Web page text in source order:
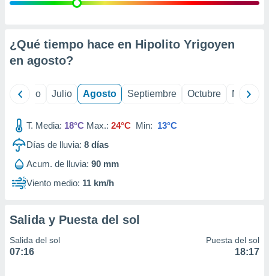
e
mediante
de
1199
¿Qué tiempo hace en Hipolito Yrigoyen
en agosto?
Junio Julio Agosto Septiembre Octubre
T. Media: 18°C Max.: 24°C Min: 13°C
Días de lluvia: 8 días
Acum. de lluvia: 90 mm
Viento medio: 11 km/h
Salida y Puesta del sol
Salida del sol
07:16
Puesta del sol
18:17